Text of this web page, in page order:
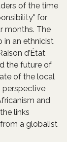
of the time
for
months. The
in an ethnicist
d’État
the future of
of the local
perspective
and
links
a globalist